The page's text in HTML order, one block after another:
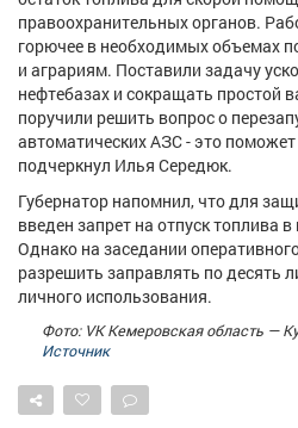
Товары Поздравления
ТВ программа Я -
правоохранительных органов.
горючее в необходимых объемах
и аграриям. Поставили задачу
нефтебазах и сокращать простой
поручили решить вопрос о
автоматических АЗС - это
подчеркнул Илья Середюк.
Губернатор напомнил, что для
введен запрет на отпуск топлива
Однако на заседании
разрешить заправлять по десять
личного использования.
Фото: VK Кемеровская область —
Источник